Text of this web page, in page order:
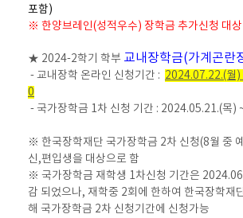
포함)
※ 한양브레인(성적우수) 장학금 추가신청 대상
★ 2024-2학기 학부 교내장학금(가계곤란
- 교내장학 온라인 신청기간 : 2024.07.22.(월
0
- 국가장학금 1차 신청 기간 : 2024.05.21.(목)
※ 한국장학재단 국가장학금 2차 신청(8월 중
신,편입생을 대상으로 함
※ 국가장학금 재학생 1차신청 기간은
감 되었으나, 재학중 2회에 한하여 한국장학재
해 국가장학금 2차 신청기간에 신청가능